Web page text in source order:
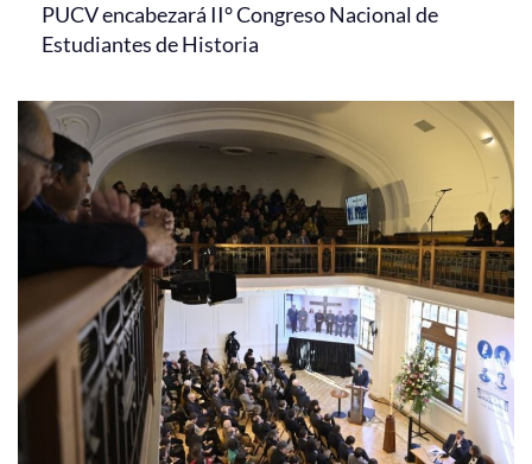
PUCV encabezará II° Congreso Nacional de
Estudiantes de Historia